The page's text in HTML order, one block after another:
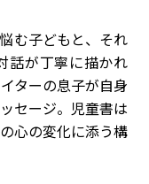
む子どもと、それ
話が丁寧に描かれ
ターの息子が自身
セージ。児童書は
心の変化に添う構